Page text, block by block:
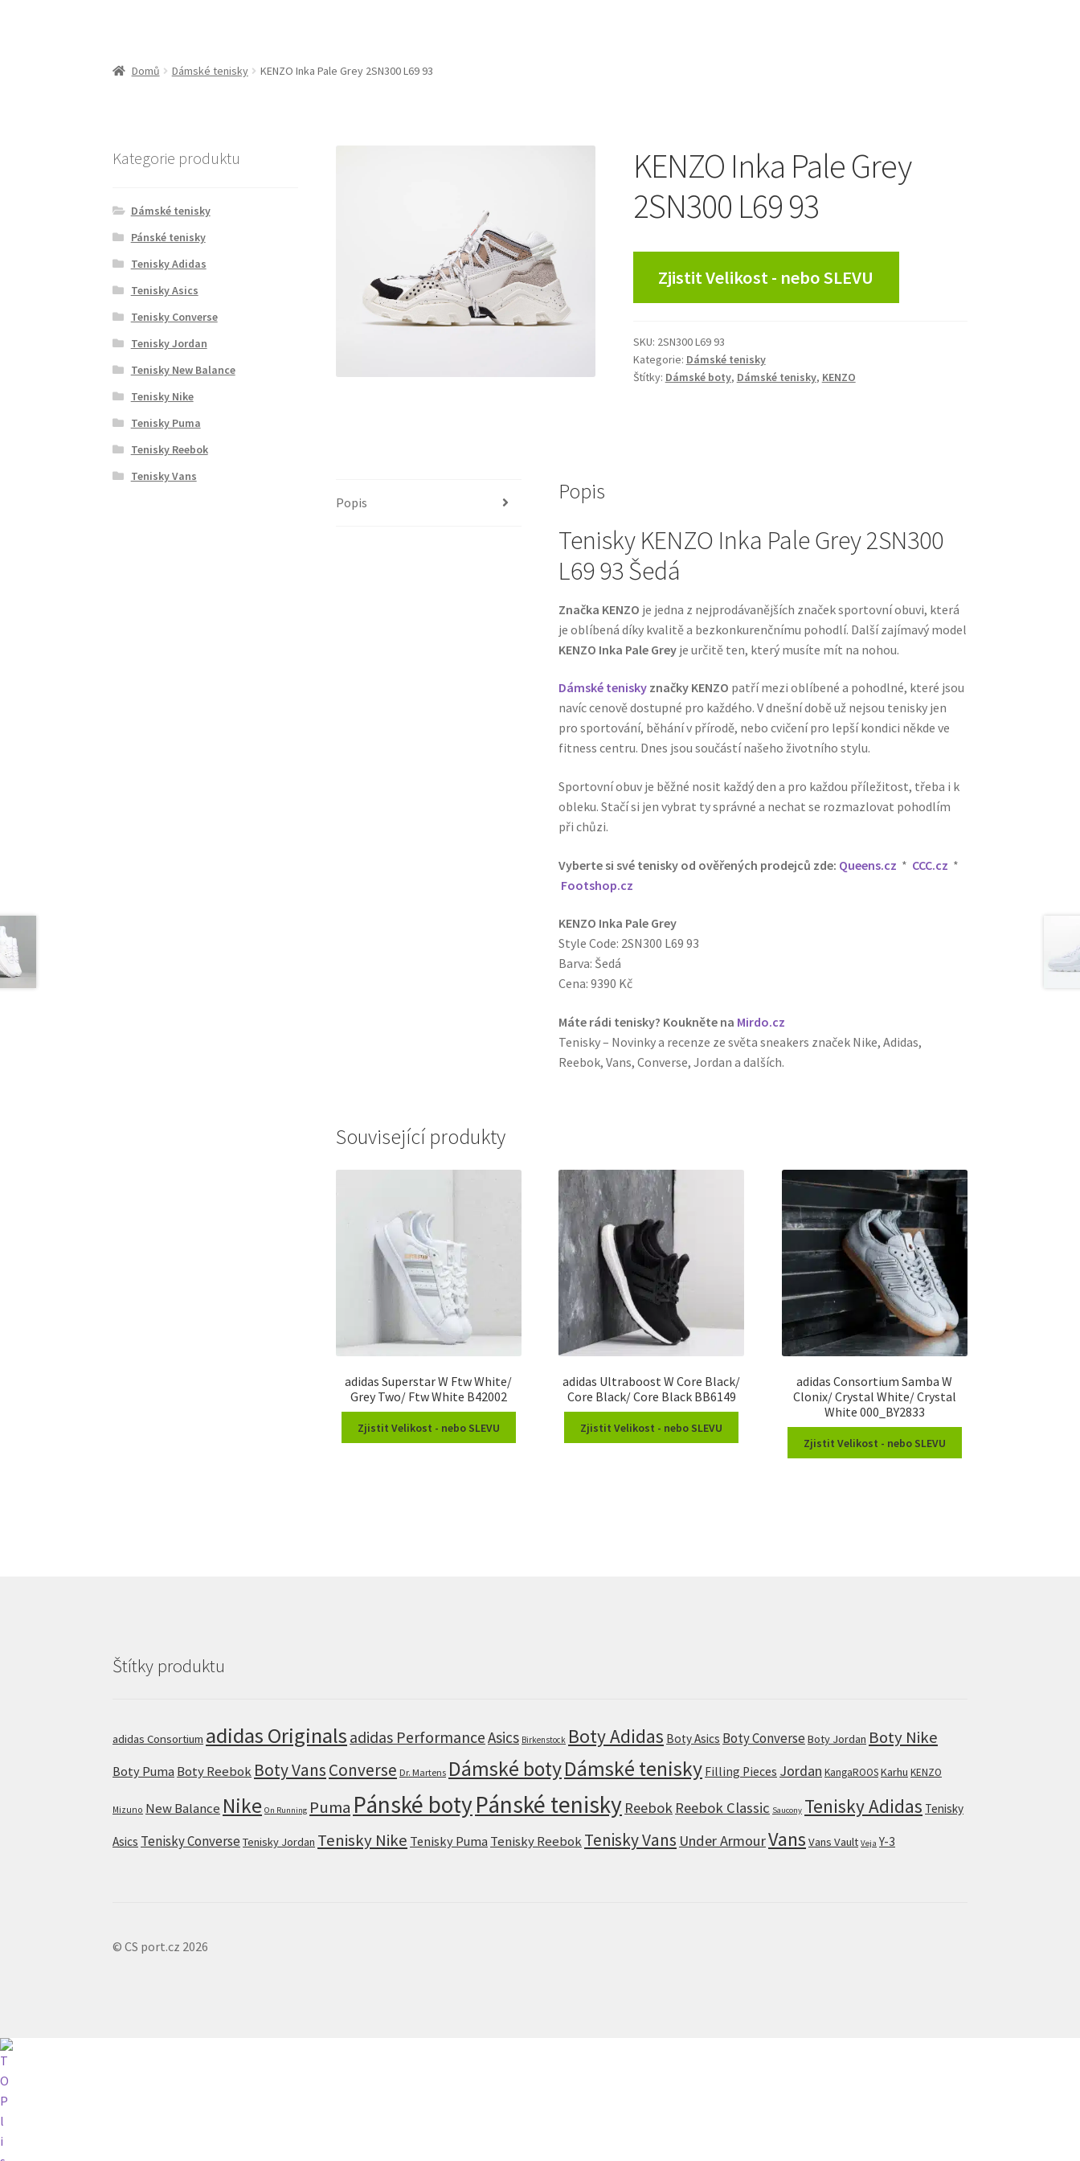
Domů Dámské tenisky KENZO Inka Pale Grey 2SN300 L69 93
KENZO Inka Pale Grey
2SN300 L69 93
Zjistit Velikost - nebo SLEVU
SKU: 2SN300 L69 93
Kategorie: Dámské tenisky
Štítky: Dámské boty, Dámské tenisky, KENZO
Popis Popis
Tenisky KENZO Inka Pale Grey 2SN300
L69 93 Šedá
Značka KENZO je jedna z nejprodávanějších značek sportovní obuvi, která
je oblíbená díky kvalitě a bezkonkurenčnímu pohodlí. Další zajímavý model
KENZO Inka Pale Grey je určitě ten, který musíte mít na nohou.
Dámské tenisky značky KENZO patří mezi oblíbené a pohodlné, které jsou
navíc cenově dostupné pro každého. V dnešní době už nejsou tenisky jen
pro sportování, běhání v přírodě, nebo cvičení pro lepší kondici někde ve
fitness centru. Dnes jsou součástí našeho životního stylu.
Sportovní obuv je běžné nosit každý den a pro každou příležitost, třeba i k
obleku. Stačí si jen vybrat ty správné a nechat se rozmazlovat pohodlím
při chůzi.
Vyberte si své tenisky od ověřených prodejců zde: Queens.cz * CCC.cz *
Footshop.cz
KENZO Inka Pale Grey
Style Code: 2SN300 L69 93
Barva: Šedá
Cena: 9390 Kč
Máte rádi tenisky? Koukněte na Mirdo.cz
Tenisky – Novinky a recenze ze světa sneakers značek Nike, Adidas,
Reebok, Vans, Converse, Jordan a dalších.
Související produkty
adidas Superstar W Ftw White/
Grey Two/ Ftw White B42002
Zjistit Velikost - nebo SLEVU
adidas Ultraboost W Core Black/
Core Black/ Core Black BB6149
Zjistit Velikost - nebo SLEVU
adidas Consortium Samba W
Clonix/ Crystal White/ Crystal
White 000_BY2833
Zjistit Velikost - nebo SLEVU
Kategorie produktu
Dámské tenisky
Pánské tenisky
Tenisky Adidas
Tenisky Asics
Tenisky Converse
Tenisky Jordan
Tenisky New Balance
Tenisky Nike
Tenisky Puma
Tenisky Reebok
Tenisky Vans
Štítky produktu
adidas Consortium adidas Originals adidas PerformanceAsics Birkenstock Boty Adidas Boty Asics Boty Converse Boty Jordan Boty Nike
Boty Puma Boty Reebok Boty VansConverse Dr. Martens Dámské botyDámské tenisky Filling Pieces Jordan KangaROOSKarhu KENZO
Mizuno New Balance Nike On Running Puma Pánské botyPánské tenisky Reebok Reebok Classic Saucony Tenisky Adidas Tenisky
Asics Tenisky Converse Tenisky Jordan Tenisky Nike Tenisky Puma Tenisky ReebokTenisky Vans Under ArmourVans Vans Vault Veja Y-3
© CS port.cz 2026